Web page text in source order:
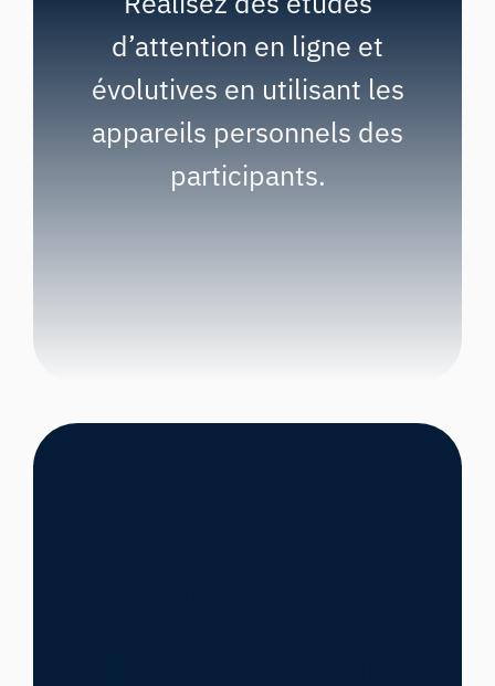
d’attention en ligne et
évolutives en utilisant les
appareils personnels des
participants.